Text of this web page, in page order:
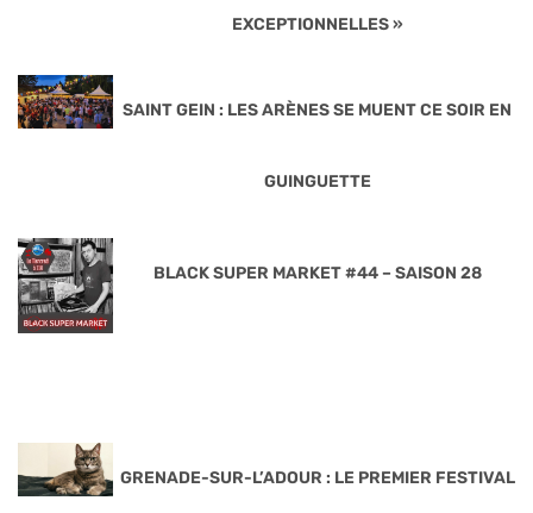
EXCEPTIONNELLES »
SAINT GEIN : LES ARÈNES SE MUENT CE SOIR EN
GUINGUETTE
BLACK SUPER MARKET #44 – SAISON 28
GRENADE-SUR-L’ADOUR : LE PREMIER FESTIVAL